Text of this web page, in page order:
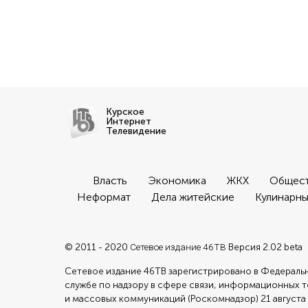
Курское
Интернет
Телевидение
Власть Экономика ЖКХ
Неформат
Дела житейские
© 2011 - 2020 Сетевое издание 46ТВ Версия 2.02 beta
Сетевое издание 46ТВ зарегистрировано в
службе по надзору в сфере связи, информационных
и массовых коммуникаций (Роскомнадзор) 21 августа